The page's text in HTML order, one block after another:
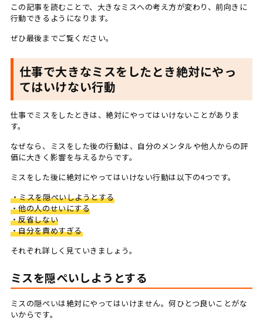
この記事を読むことで、大きなミスへの考え方が変わり、前向きに
行動できるようになります。
ぜひ最後までご覧ください。
仕事で大きなミスをしたとき絶対にやっ
てはいけない行動
仕事でミスをしたときは、絶対にやってはいけないことがありま
す。
なぜなら、ミスをした後の行動は、自分のメンタルや他人からの評
価に大きく影響を与えるからです。
ミスをした後に絶対にやってはいけない行動は以下の4つです。
・ミスを隠ぺいしようとする
・他の人のせいにする
・反省しない
・自分を責めすぎる
それぞれ詳しく見ていきましょう。
ミスを隠ぺいしようとする
ミスの隠ぺいは絶対にやってはいけません。何ひとつ良いことがな
いからです。